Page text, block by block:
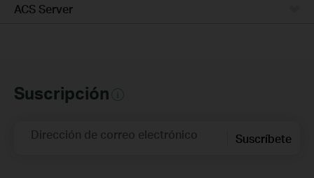
ACS Server
Suscripción
Dirección de correo electrónico Suscríbete